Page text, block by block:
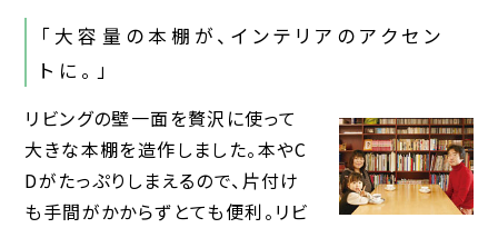
「大容量の本棚が、インテリアのアクセン
トに。」
リビングの壁一面を贅沢に使って
大きな本棚を造作しました。本やC
Dがたっぷりしまえるので、片付け
も手間がかからずとても便利。リビ